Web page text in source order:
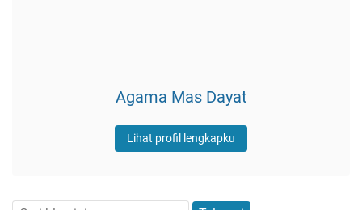
Agama Mas Dayat
Lihat profil lengkapku